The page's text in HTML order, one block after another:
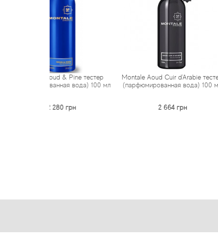
& Pine тестер
вода) 100 мл
Montale Aoud Cuir d'Arabie тестер
(парфюмированная вода) 100 мл
Montale